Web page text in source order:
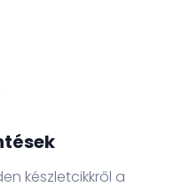
készletcikkről a